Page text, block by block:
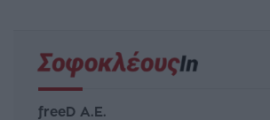
freeD Α.Ε.